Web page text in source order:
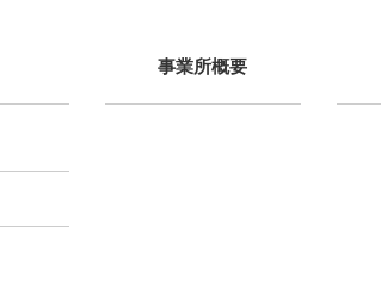
事業所概要